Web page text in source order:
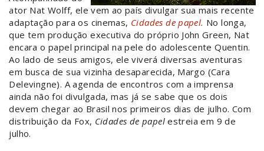
ator Nat Wolff, ele vem ao país divulgar sua mais recente
adaptação para os cinemas, Cidades de papel. No longa,
que tem produção executiva do próprio John Green, Nat
encara o papel principal na pele do adolescente Quentin.
Ao lado de seus amigos, ele viverá diversas aventuras
em busca de sua vizinha desaparecida, Margo (Cara
Delevingne). A agenda de encontros com a imprensa
ainda não foi divulgada, mas já se sabe que os dois
devem chegar ao Brasil nos primeiros dias de julho. Com
distribuição da Fox, Cidades de papelestreia em 9 de
julho.